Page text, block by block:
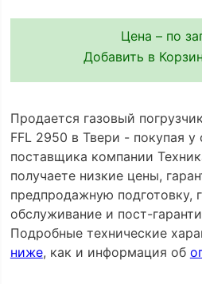
Цена – по
Добавить в
Продается газовый
FFL 2950 в Твери - покупая у
поставщика компании
получаете низкие цены,
предпродажную подготовку,
обслуживание и пост-
Подробные технические
ниже, как и информация об